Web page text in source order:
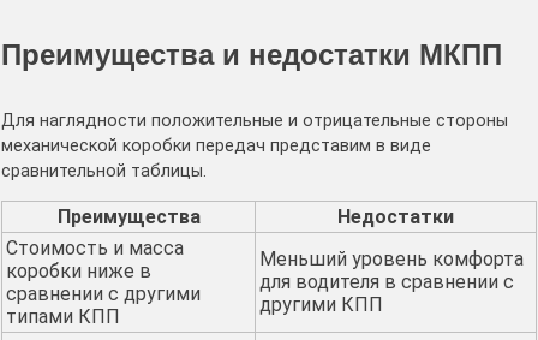
Преимущества и недостатки МКПП
Для наглядности положительные и отрицательные стороны
механической коробки передач представим в виде
сравнительной таблицы.
Преимущества
Недостатки
Стоимость и масса
коробки ниже в
сравнении с другими
типами КПП
Меньший уровень комфорта
для водителя в сравнении с
другими КПП